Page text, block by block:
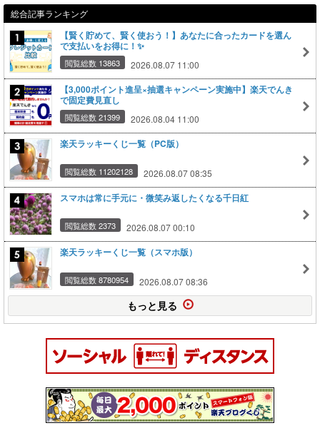
総合記事ランキング
【賢く貯めて、賢く使おう！】あなたに合ったカードを選ん
で支払いをお得に！✨
閲覧総数 13863 2026.08.07 11:00
【3,000ポイント進呈×抽選キャンペーン実施中】楽天でんき
で固定費見直し
閲覧総数 21399 2026.08.04 11:00
楽天ラッキーくじ一覧（PC版）
閲覧総数 11202128 2026.08.07 08:35
スマホは常に手元に・微笑み返したくなる千日紅
閲覧総数 2373 2026.08.07 00:10
楽天ラッキーくじ一覧（スマホ版）
閲覧総数 8780954 2026.08.07 08:36
もっと見る